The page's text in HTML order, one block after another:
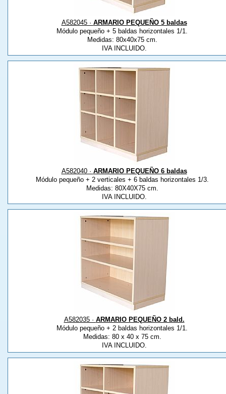
A582045 · ARMARIO PEQUEÑO 5 baldas
Módulo pequeño + 5 baldas horizontales 1/1.
Medidas: 80x40x75 cm.
IVA INCLUIDO.
A582040 · ARMARIO PEQUEÑO 6 baldas
Módulo pequeño + 2 verticales + 6 baldas horizontales 1/3.
Medidas: 80X40X75 cm.
IVA INCLUIDO.
A582035 · ARMARIO PEQUEÑO 2 bald.
Módulo pequeño + 2 baldas horizontales 1/1.
Medidas: 80 x 40 x 75 cm.
IVA INCLUIDO.